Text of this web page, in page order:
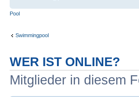
Pool
Swimmingpool
WER IST ONLINE?
Mitglieder in diesem